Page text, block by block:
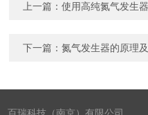
上一篇：使用高纯氮气发生
下一篇：氮气发生器的原理